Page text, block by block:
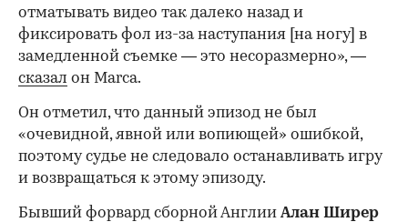
отматывать видео так далеко назад и
фиксировать фол из-за наступания [на ногу] в
замедленной съемке — это несоразмерно», —
сказал он Marca.
Он отметил, что данный эпизод не был
«очевидной, явной или вопиющей» ошибкой,
поэтому судье не следовало останавливать игру
и возвращаться к этому эпизоду.
Бывший форвард сборной Англии Алан Ширер